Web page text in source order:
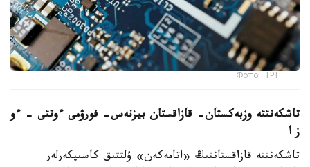
Фото: ТРТ
تاشكەنتتە وزبەكستان- قازاقستان بيزنەس- فورۋمى ءوتتى – ءو
ز ا
تاشكەنتتە قازاقستاننىڭ «اتامەكەن» ۇلتتىق كاسىپكەرلەر